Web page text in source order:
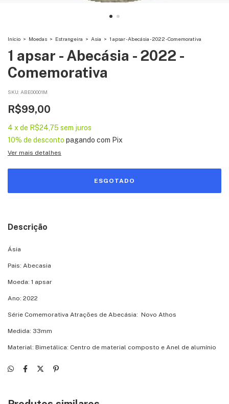
Início > Moedas > Estrangeira > Asia > 1 apsar - Abecásia - 2022 - Comemorativa
1 apsar - Abecásia - 2022 -
Comemorativa
SKU: ABE00001M
R$99,00
4 x de R$24,75 sem juros
10% de desconto pagando com Pix
Ver mais detalhes
Descrição
Ásia
Pais: Abecasia
Moeda: 1 apsar
Ano: 2022
Série Comemorativa Atrações de Abecásia: Novo Athos
Medida: 33mm
Material: Bimetálica: Centro de material composto e Anel de alumínio